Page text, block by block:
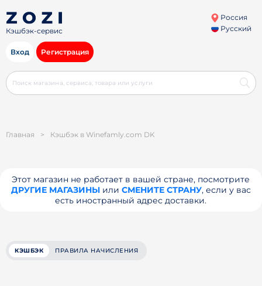
Кэшбэк-сервис
Россия
Русский
Вход Регистрация
Главная > Кэшбэк в Winefamly.com DK
Этот магазин не работает в вашей стране, посмотрите
ДРУГИЕ МАГАЗИНЫили СМЕНИТЕ СТРАНУ, если у вас
есть иностранный адрес доставки.
КЭШБЭК ПРАВИЛА НАЧИСЛЕНИЯ